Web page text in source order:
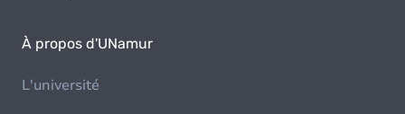
À propos d'UNamur
L'université